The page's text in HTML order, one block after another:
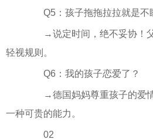
Q5：孩子拖拖拉拉就是不
→说定时间，绝不妥协！父
轻视规则。
Q6：我的孩子恋爱了？
→德国妈妈尊重孩子的爱情
一种可贵的能力。
02